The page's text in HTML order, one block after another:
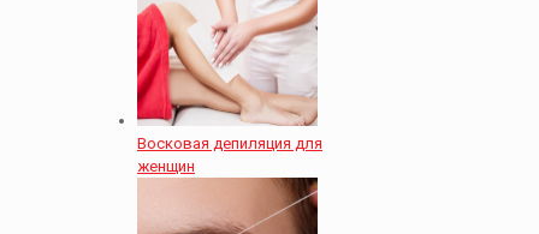
Восковая депиляция для
женщин